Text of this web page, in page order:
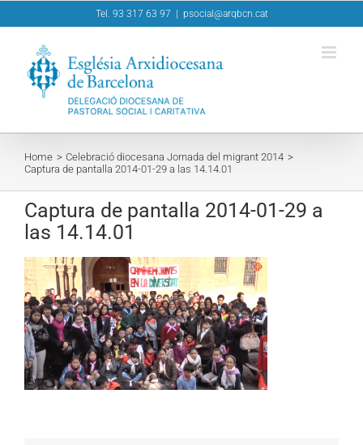
to
Tel. 93 317 63 97 psocial@arqbcn.cat
Home
Celebració diocesana Jornada del migrant 2014
Captura de pantalla 2014-01-29 a las 14.14.01
Captura de pantalla 2014-01-29 a
las 14.14.01